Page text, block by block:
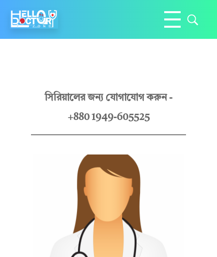
অ
ধ্যা
সিরিয়ালের জন্য যোগাযোগ করুন -
+880 1949-605525